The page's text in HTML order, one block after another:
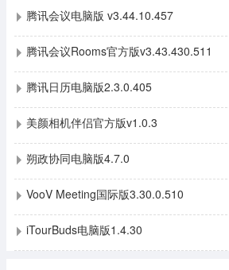
腾讯会议电脑版 v3.44.10.457
腾讯会议Rooms官方版v3.43.430.511
腾讯日历电脑版2.3.0.405
美颜相机伴侣官方版v1.0.3
朔政协同电脑版4.7.0
VooV Meeting国际版3.30.0.510
iTourBuds电脑版1.4.30